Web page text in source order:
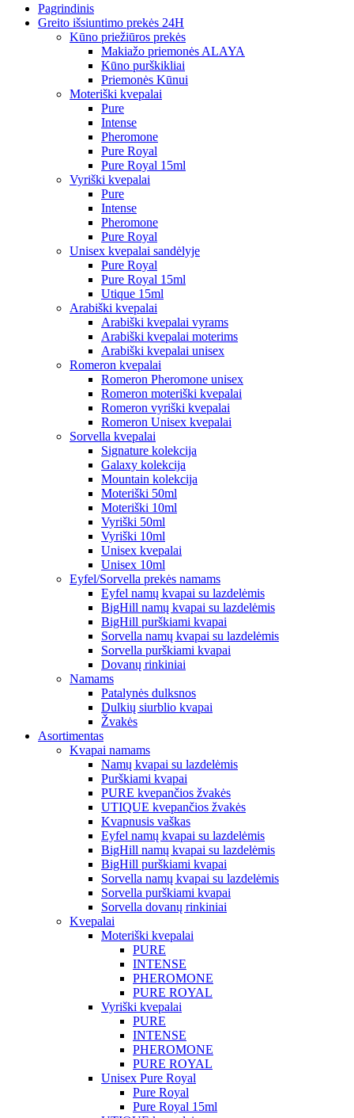
Pagrindinis
Greito išsiuntimo prekės 24H
Kūno priežiūros prekės
Makiažo priemonės ALAYA
Kūno purškikliai
Priemonės Kūnui
Moteriški kvepalai
Pure
Intense
Pheromone
Pure Royal
Pure Royal 15ml
Vyriški kvepalai
Pure
Intense
Pheromone
Pure Royal
Unisex kvepalai sandėlyje
Pure Royal
Pure Royal 15ml
Utique 15ml
Arabiški kvepalai
Arabiški kvepalai vyrams
Arabiški kvepalai moterims
Arabiški kvepalai unisex
Romeron kvepalai
Romeron Pheromone unisex
Romeron moteriški kvepalai
Romeron vyriški kvepalai
Romeron Unisex kvepalai
Sorvella kvepalai
Signature kolekcija
Galaxy kolekcija
Mountain kolekcija
Moteriški 50ml
Moteriški 10ml
Vyriški 50ml
Vyriški 10ml
Unisex kvepalai
Unisex 10ml
Eyfel/Sorvella prekės namams
Eyfel namų kvapai su lazdelėmis
BigHill namų kvapai su lazdelėmis
BigHill purškiami kvapai
Sorvella namų kvapai su lazdelėmis
Sorvella purškiami kvapai
Dovanų rinkiniai
Namams
Patalynės dulksnos
Dulkių siurblio kvapai
Žvakės
Asortimentas
Kvapai namams
Namų kvapai su lazdelėmis
Purškiami kvapai
PURE kvepančios žvakės
UTIQUE kvepančios žvakės
Kvapnusis vaškas
Eyfel namų kvapai su lazdelėmis
BigHill namų kvapai su lazdelėmis
BigHill purškiami kvapai
Sorvella namų kvapai su lazdelėmis
Sorvella purškiami kvapai
Sorvella dovanų rinkiniai
Kvepalai
Moteriški kvepalai
PURE
INTENSE
PHEROMONE
PURE ROYAL
Vyriški kvepalai
PURE
INTENSE
PHEROMONE
PURE ROYAL
Unisex Pure Royal
Pure Royal
Pure Royal 15ml